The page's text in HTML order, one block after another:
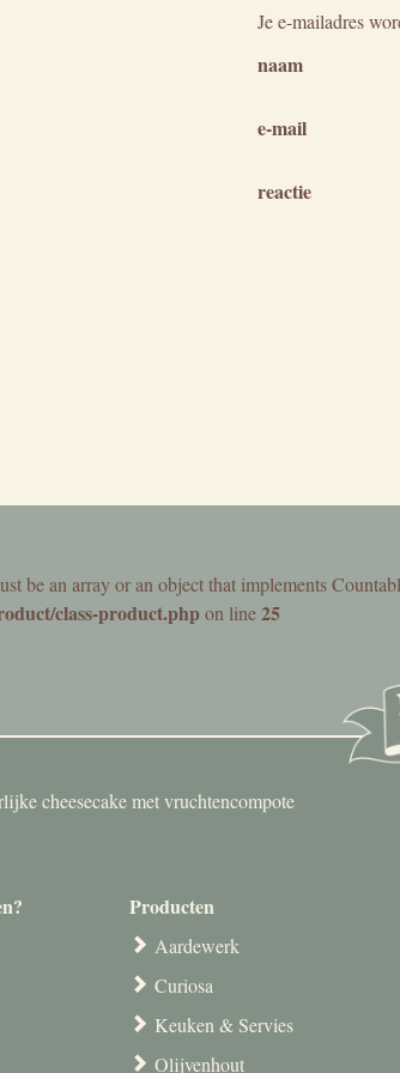
Je e-mailadres
naam
e-mail
reactie
be an array or an object that implements
class-product.phpon line25
cheesecake met vruchtencompote
Producten
Aardewerk
Curiosa
Keuken & Servies
Olijvenhout